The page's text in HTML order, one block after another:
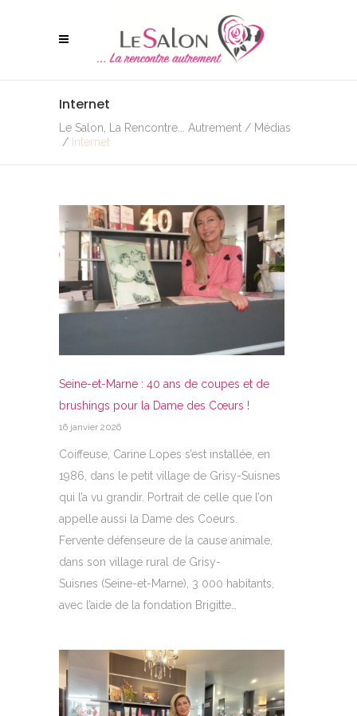
Internet
Le Salon, La Rencontre... Autrement / Médias
/ Internet
Seine-et-Marne : 40 ans de coupes et de
brushings pour la Dame des Cœurs !
16 janvier 2026
Coiffeuse, Carine Lopes s’est installée, en
1986, dans le petit village de Grisy-Suisnes
qui l’a vu grandir. Portrait de celle que l’on
appelle aussi la Dame des Coeurs.
Fervente défenseure de la cause animale,
dans son village rural de Grisy-
Suisnes (Seine-et-Marne), 3 000 habitants,
avec l’aide de la fondation Brigitte…